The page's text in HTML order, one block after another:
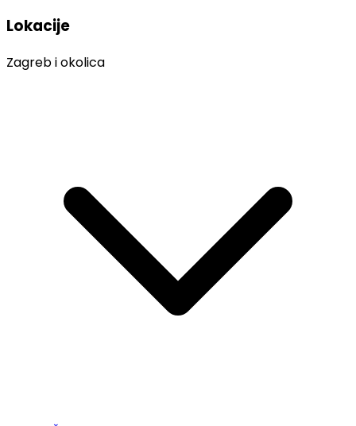
Lokacije
Zagreb i okolica